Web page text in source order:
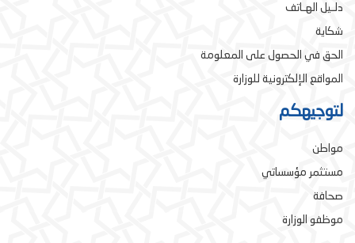
دلـيل الهـاتف
شكاية
الحق في الحصول على المعلومة
المواقع الإلكترونية للوزارة
لتوجيهكم
مواطن
مستثمر مؤسساتي
صحافة
موظفو الوزارة